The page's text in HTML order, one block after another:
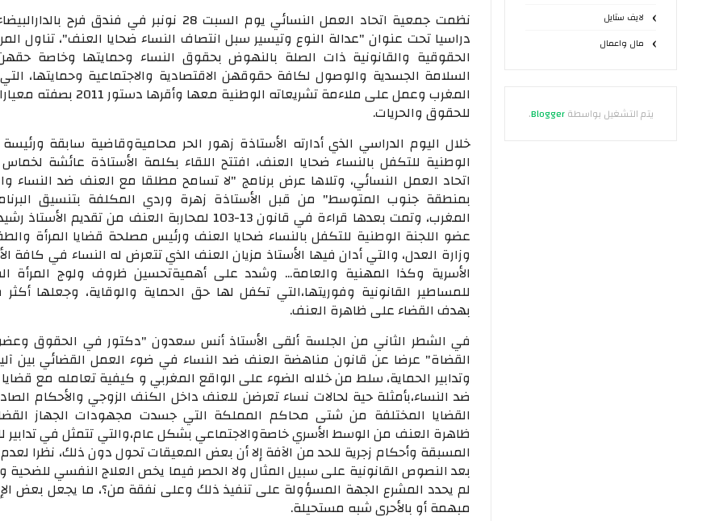
لايف ستايل
مال واعمال
يتم التشغيل بواسطةBlogger
.
نظمت جمعية اتحاد العمل النسائي يوم السبت 28 نونبر في فندق فرح
دراسيا تحت عنوان "عدالة النوع وتيسير سبل انتصاف النساء ضحايا العنف"، تناول
الحقوقية والقانونية ذات الصلة بالنهوض بحقوق النساء وحمايتها وخاصة
السلامة الجسدية والوصول لكافة حقوقهن الاقتصادية والاجتماعية وحمايتها، التي
المغرب وعمل على ملاءمة تشريعاته الوطنية معها
للحقوق والحريات.
خلال اليوم الدراسي الذي أدارته الأستاذة زهور الحر محاميةوقاضية سابقة ورئيسة
الوطنية للتكفل بالنساء ضحايا العنف، افتتح اللقاء بكلمة الأستاذة عائشة
اتحاد العمل النسائي، وتلاها عرض برنامج "لا تسامح مطلقا مع العنف ضد النساء
بمنطقة جنوب المتوسط" من قبل الأستاذة زهرة وردي المكلفة بتنسيق
المغرب، وتمت بعدها قراءة في قانون 13-103 لمحاربة العنف من تقديم
عضو اللجنة الوطنية للتكفل بالنساء ضحايا العنف ورئيس مصلحة قضايا المرأة
وزارة العدل، والتي أدان فيها الأستاذ مزيان العنف الذي تتعرض له النساء في كافة
الأسرية وكذا المهنية والعامة... وشدد على أهميةتحسين ظروف ولوج المرأة
للمساطير القانونية وفوريتها،التي تكفل لها حق الحماية والوقاية، وجعلها أكثر
بهدف القضاء على ظاهرة العنف.
في الشطر الثاني من الجلسة ألقى الأستاذ أنس سعدون "دكتور في الحقوق
القضاة" عرضا عن قانون مناهضة العنف ضد النساء في ضوء العمل القضائي بين
وتدابير الحماية، سلط من خلاله الضوء على الواقع المغربي و كيفية تعامله مع
ضد النساء،بأمثلة حية لحالات نساء تعرضن للعنف داخل الكنف الزوجي والأحكام
القضايا المختلفة من شتى محاكم المملكة التي جسدت مجهودات الجهاز
ظاهرة العنف من الوسط الأسري خاصةوالاجتماعي بشكل عام،والتي تتمثل في تدابير
المسبقة وأحكام زجرية للحد من الآفة إلا أن بعض المعيقات تحول دون ذلك، نظرا
بعد النصوص القانونية على سبيل المثال ولا الحصر فيما يخص العلاج النفسي للضحية
لم يحدد المشرع الجهة المسؤولة على تنفيذ ذلك وعلى نفقة من؟، ما يجعل بعض
مبهمة أو بالأحرى شبه مستحيلة.